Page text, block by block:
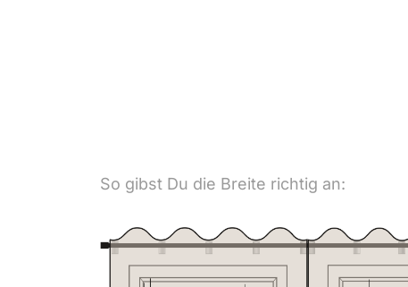
So gibst Du die Breite richtig an: